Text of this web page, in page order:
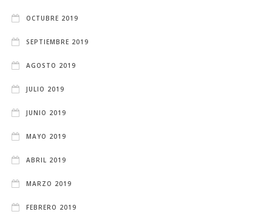
OCTUBRE 2019
SEPTIEMBRE 2019
AGOSTO 2019
JULIO 2019
JUNIO 2019
MAYO 2019
ABRIL 2019
MARZO 2019
FEBRERO 2019